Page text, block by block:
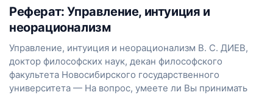
Реферат: Управление, интуиция и
неорационализм
Управление, интуиция и неорационализм В. С. ДИЕВ,
доктор философских наук, декан философского
факультета Новосибирского государственного
университета — На вопрос, умеете ли Вы принимать